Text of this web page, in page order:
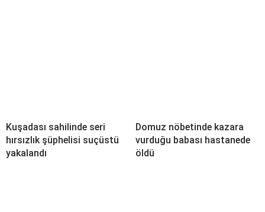
Kuşadası sahilinde seri
hırsızlık şüphelisi suçüstü
yakalandı
Domuz nöbetinde kazara
vurduğu babası hastanede
öldü